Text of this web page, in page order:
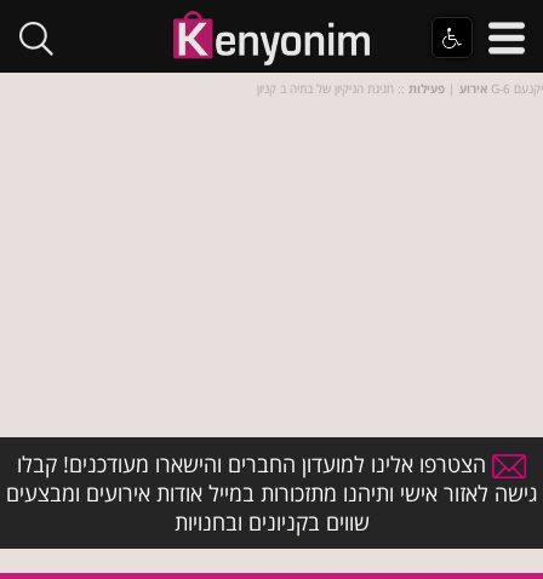
אירוע | פעילות :: חגיגת הניקיון של בתיה ב קניון G-6 יקנעם
הצטרפו אלינו למועדון החברים והישארו מעודכנים! קבלו
גישה לאזור אישי ותיהנו מתזכורות במייל אודות אירועים ומבצעים
שווים בקניונים ובחנויות